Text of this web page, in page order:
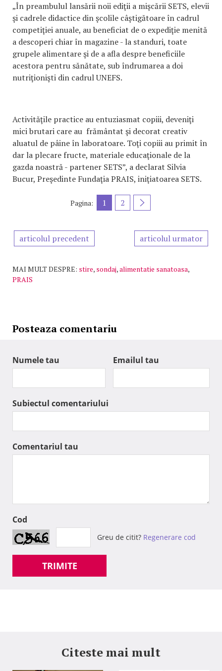
„În preambulul lansării noii ediţii a mişcării SETS, elevii
şi cadrele didactice din şcolile câştigătoare în cadrul
competiţiei anuale, au beneficiat de o expediţie menită
a descoperi chiar în magazine - la standuri, toate
grupele alimentare şi de a afla despre beneficiile
acestora pentru sănătate, sub îndrumarea a doi
nutriţionişti din cadrul UNEFS.
Activităţile practice au entuziasmat copiii, deveniţi
mici brutari care au frământat şi decorat creativ
aluatul de pâine în laboratoare. Toţi copiii au primit în
dar la plecare fructe, materiale educaţionale de la
gazda noastră - partener SETS”, a declarat Silvia
Bucur, Preşedinte Fundaţia PRAIS, iniţiatoarea SETS.
Pagina: 1 2
articolul precedent articolul urmator
MAI MULT DESPRE: stire, sondaj,alimentatie sanatoasa,
PRAIS
Posteaza comentariu
Numele tau Emailul tau
Subiectul comentariului
Comentariul tau
Cod
Greu de citit? Regenerare cod
TRIMITE
Citeste mai mult